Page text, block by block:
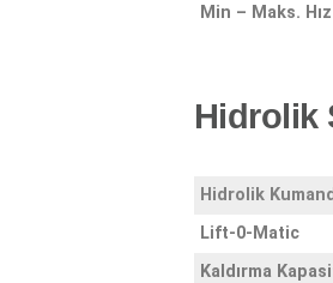
Min – Maks. Hız
Hidrolik
Hidrolik
Lift-0-Matic
Kaldırma